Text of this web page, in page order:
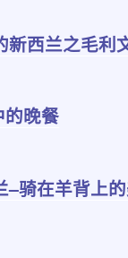
新西兰之毛利
的晚餐
–骑在羊背上